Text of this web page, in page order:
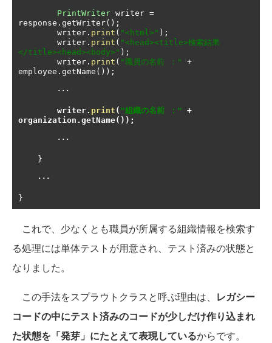
PrintWriter writer =
response . getWriter();
        writer
. print ( "<html>" );
        writer
. print ( "<head><title>検索結果
</title><head><body>" );
        writer
. print ( "職員の名前 ："
+
employee . getName ());
･･･
        writer
. print ( "組織の名前 ：" +
organization . getName());
･･･
}
･･･
}
これで、少なくとも職員が所属する組織情報を検索す
る処理には単体テストが用意され、テスト済みの状態と
なりました。
この手法をスプラウトクラスと呼ぶ理由は、 レガシー
コードの中にテスト済みのコードが少しだけ作り込まれ
た状態を「発芽」にたとえて表現しているからです。